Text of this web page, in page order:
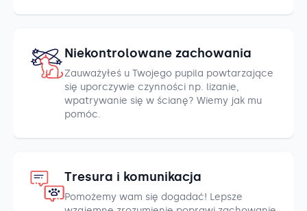
Niekontrolowane zachowania
Zauważyłeś u Twojego pupila powtarzające
się uporczywie czynności np. lizanie,
wpatrywanie się w ścianę? Wiemy jak mu
pomóc.
Tresura i komunikacja
Pomożemy wam się dogadać! Lepsze